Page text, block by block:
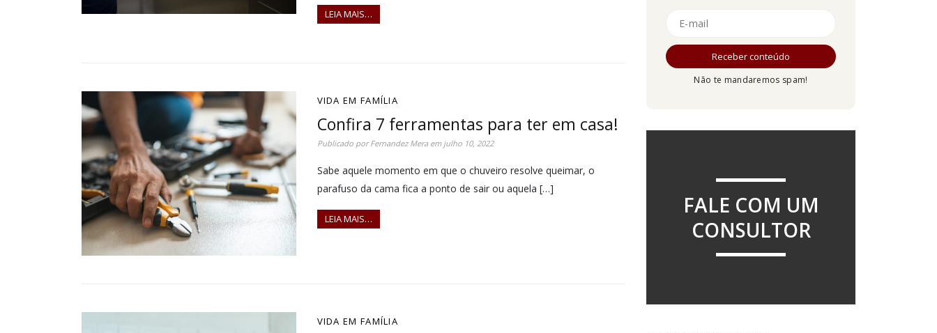
LEIA MAIS…
VIDA EM FAMÍLIA
Confira 7 ferramentas para ter em casa!
Publicado porFernandez Meraem julho 10, 2022
Sabe aquele momento em que o chuveiro resolve queimar, o
parafuso da cama fica a ponto de sair ou aquela […]
LEIA MAIS…
VIDA EM FAMÍLIA
Não te mandaremos spam!
FALE COM UM
CONSULTOR